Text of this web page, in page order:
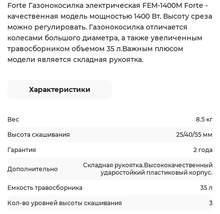
Forte Газонокосилка электрическая FEM-1400M Forte -
качественная модель мощностью 1400 Вт. Высоту среза
можно регулировать. Газонокосилка отличается
колесами большого диаметра, а также увеличенным
травосборником объемом 35 л.Важным плюсом
модели является складная рукоятка.
Характеристики
Вес 8.5 кг
Высота скашивания 25/40/55 мм
Гарантия 2 года
Дополнительно
Складная рукоятка.Высококачественный
ударостойкий пластиковый корпус.
Емкость травосборника 35 л
Кол-во уровней высоты скашивания 3